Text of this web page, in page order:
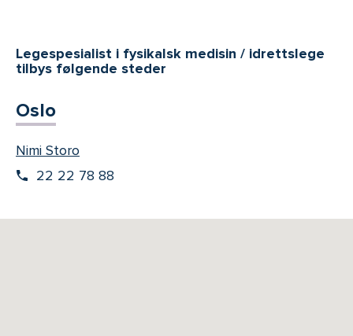
Legespesialist i fysikalsk medisin / idrettslege
tilbys følgende steder
Oslo
Nimi Storo
22 22 78 88